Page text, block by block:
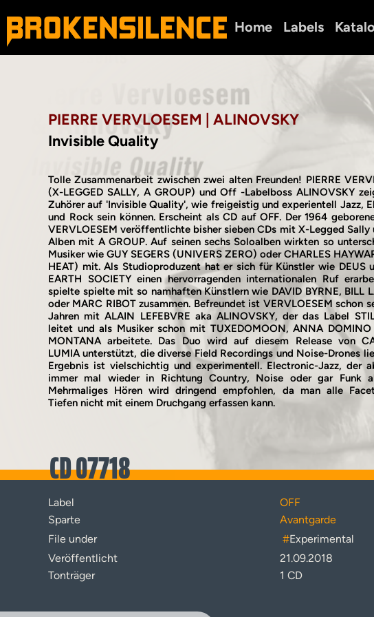
Home Labels
PIERRE VERVLOESEM | ALINOVSKY
Invisible Quality
Tolle Zusammenarbeit zwischen zwei alten Freunden! PIERRE
(X-LEGGED SALLY, A GROUP) und Off -Labelboss ALINOVSKY
Zuhörer auf 'Invisible Quality', wie freigeistig und experientell Jazz,
und Rock sein können. Erscheint als CD auf OFF. Der 1964
VERVLOESEM veröffentlichte bisher sieben CDs mit X-Legged Sally
Alben mit A GROUP. Auf seinen sechs Soloalben wirkten so
Musiker wie GUY SEGERS (UNIVERS ZERO) oder CHARLES
HEAT) mit. Als Studioproduzent hat er sich für Künstler wie DEUS
EARTH SOCIETY einen hervorragenden internationalen Ruf
spielte spielte mit so namhaften Künstlern wie DAVID BYRNE, BILL
oder MARC RIBOT zusammen. Befreundet ist VERVLOESEM schon
Jahren mit ALAIN LEFEBVRE aka ALINOVSKY, der das Label
leitet und als Musiker schon mit TUXEDOMOON, ANNA DOMINO
MONTANA arbeitete. Das Duo wird auf diesem Release von
LUMIA unterstützt, die diverse Field Recordings und Noise-Drones
Ergebnis ist vielschichtig und experimentell. Electronic-Jazz, der
immer mal wieder in Richtung Country, Noise oder gar Funk
Mehrmaliges Hören wird dringend empfohlen, da man alle
Tiefen nicht mit einem Druchgang erfassen kann.
CD 07718
Label
OFF
Sparte
Avantgarde
File under
#Experimental
Veröffentlicht
21.09.2018
Tonträger
1 CD